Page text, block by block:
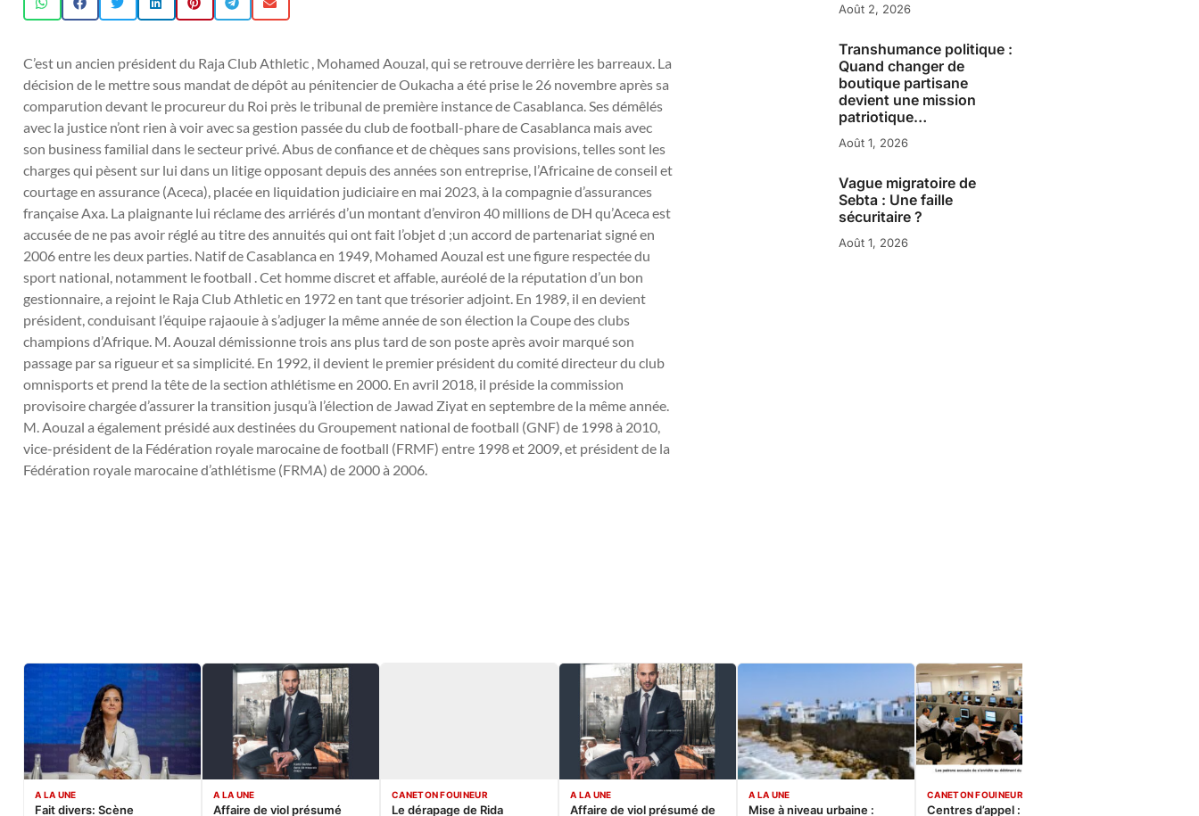
C’est un ancien président du Raja Club Athletic , Mohamed Aouzal, qui se retrouve derrière les barreaux. La
décision de le mettre sous mandat de dépôt au pénitencier de Oukacha a été prise le 26 novembre après sa
comparution devant le procureur du Roi près le tribunal de première instance de Casablanca. Ses démêlés
avec la justice n’ont rien à voir avec sa gestion passée du club de football-phare de Casablanca mais avec
son business familial dans le secteur privé. Abus de confiance et de chèques sans provisions, telles sont les
charges qui pèsent sur lui dans un litige opposant depuis des années son entreprise, l’Africaine de conseil et
courtage en assurance (Aceca), placée en liquidation judiciaire en mai 2023, à la compagnie d’assurances
française Axa. La plaignante lui réclame des arriérés d’un montant d’environ 40 millions de DH qu’Aceca est
accusée de ne pas avoir réglé au titre des annuités qui ont fait l’objet d ;un accord de partenariat signé en
2006 entre les deux parties. Natif de Casablanca en 1949, Mohamed Aouzal est une figure respectée du
sport national, notamment le football . Cet homme discret et affable, auréolé de la réputation d’un bon
gestionnaire, a rejoint le Raja Club Athletic en 1972 en tant que trésorier adjoint. En 1989, il en devient
président, conduisant l’équipe rajaouie à s’adjuger la même année de son élection la Coupe des clubs
champions d’Afrique. M. Aouzal démissionne trois ans plus tard de son poste après avoir marqué son
passage par sa rigueur et sa simplicité. En 1992, il devient le premier président du comité directeur du club
omnisports et prend la tête de la section athlétisme en 2000. En avril 2018, il préside la commission
provisoire chargée d’assurer la transition jusqu’à l’élection de Jawad Ziyat en septembre de la même année.
M. Aouzal a également présidé aux destinées du Groupement national de football (GNF) de 1998 à 2010,
vice-président de la Fédération royale marocaine de football (FRMF) entre 1998 et 2009, et président de la
Fédération royale marocaine d’athlétisme (FRMA) de 2000 à 2006.
Août 2, 2026
Transhumance politique :
Quand changer de
boutique partisane
devient une mission
patriotique…
Août 1, 2026
Vague migratoire de
Sebta : Une faille
sécuritaire ?
Août 1, 2026
A LA UNE
Fait divers: Scène
A LA UNE
Affaire de viol présumé
CANETON FOUINEUR
Le dérapage de Rida
A LA UNE
Affaire de viol présumé de
A LA UNE
Mise à niveau urbaine :
CANETON FOUINEUR
Centres d’appel : Le constat